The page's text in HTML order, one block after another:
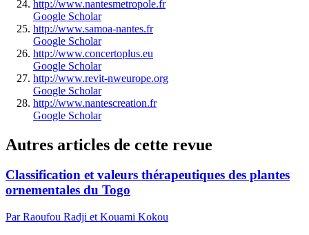
http://www.nantesmetropole.fr
Google Scholar
http://www.samoa-nantes.fr
Google Scholar
http://www.concertoplus.eu
Google Scholar
http://www.revit-nweurope.org
Google Scholar
http://www.nantescreation.fr
Google Scholar
Autres articles de cette revue
Classification et valeurs thérapeutiques des plantes
ornementales du Togo
Par Raoufou Radji et Kouami Kokou